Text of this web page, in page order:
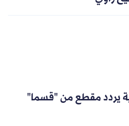
يردد مقطع من "قسما"